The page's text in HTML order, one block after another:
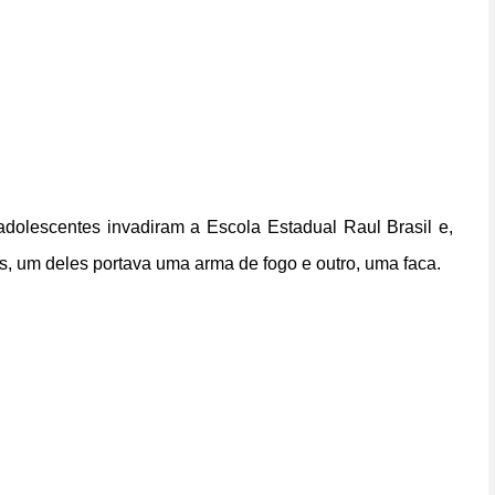
invadiram a Escola Estadual Raul Brasil e,
um deles portava uma arma de fogo e outro, uma faca.